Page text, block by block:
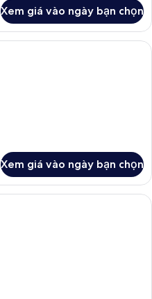
Xem giá vào ngày bạn chọn
Khu vực làm việc phù hợp cho
Xem giá vào ngày bạn chọn
Khu vực làm việc phù hợp cho